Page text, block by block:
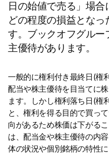
日の始値で売る」場
どの程度の損益となっ
す。ブックオフグル
主優待があります。
一般的に権利付き最終日(権
配当や株主優待を目当てに
ます。しかし権利落ち日(権
と、権利を得る目的で買っ
向があるため株価は下がる
は、配当金や株主優待の内
体の状況や個別銘柄の特性